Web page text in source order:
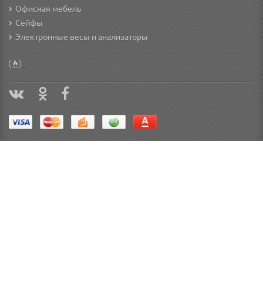
Офисная мебель
Сейфы
Электронные весы и анализаторы